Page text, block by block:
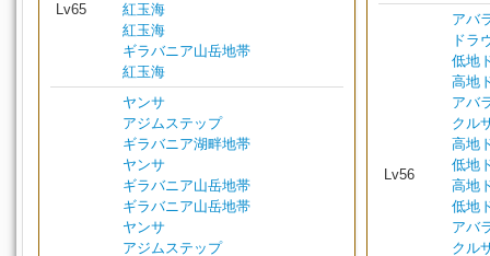
Lv65
紅玉海
紅玉海
ギラバニア山岳地帯
紅玉海
ヤンサ
アジムステップ
ギラバニア湖畔地帯
ヤンサ
ギラバニア山岳地帯
ギラバニア山岳地帯
ヤンサ
アジムステップ
Lv56
アバ
ドラ
低地
高地
アバ
クル
高地
低地
高地
低地
アバ
クル